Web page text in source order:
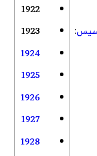
:
1922
1923
1924
1925
1926
1927
1928